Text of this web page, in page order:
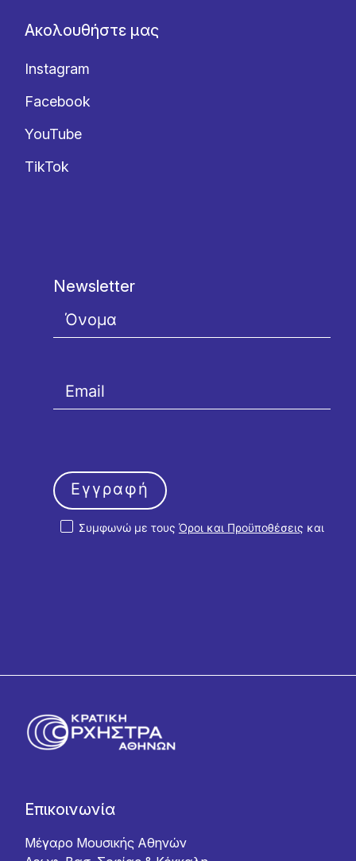
Ακολουθήστε μας
Instagram
Facebook
YouTube
TikTok
Newsletter
Συμφωνώ με τους Όροι και Προϋποθέσεις και
Εγγραφή
Επικοινωνία
Μέγαρο Μουσικής Αθηνών